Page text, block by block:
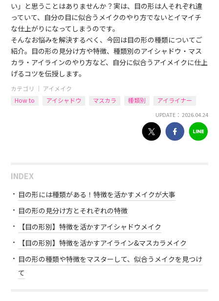
い」と思うことはありませんか？実は、目の形は人それぞれ違
っていて、自分の目に似合うメイクのやり方でないとイマイチ
な仕上がりになってしまうのです。
そんなお悩みを解決するべく、今回は目の形の種類についてご
紹介。目の形の見分け方や特徴、種類別のアイシャドウ・マス
カラ・アイラインのやり方など、自分に似合うアイメイクに仕上
げるコツを伝授します。
カテゴリ ｜ アイメイク
How to
アイシャドウ マスカラ 種類別 アイライナー
UPDATE： 2026.04.24
INDEX
目の形には種類がある！特徴を活かすメイクが大事
目の形の見分け方とそれぞれの特徴
【目の形別】特徴を活かすアイシャドウメイク
【目の形別】特徴を活かすアイライン&マスカラメイク
目の形の種類や特徴をマスターして、似合うメイクを見つけ
て